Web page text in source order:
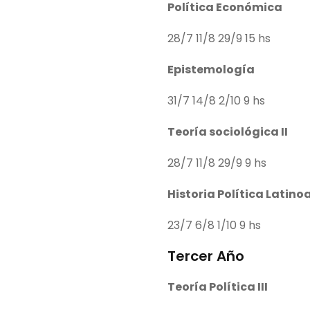
Política Económica
28/7 11/8 29/9 15 hs
Epistemología
31/7 14/8 2/10 9 hs
Teoría sociológica II
28/7 11/8 29/9 9 hs
Historia Política
23/7 6/8 1/10 9 hs
Tercer Año
Teoría Política III